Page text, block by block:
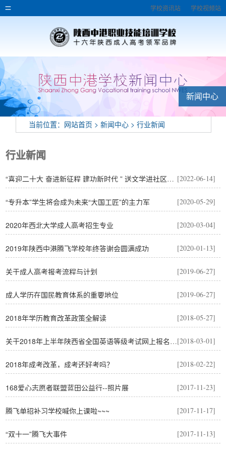
学校资讯站 学校视频站
新闻中心
当前位置： 网站首页 >新闻中心 >行业新闻
行业新闻
“喜迎二十大 奋进新征程 建功新时代 ” 送文学进社区公益讲座 [2022-06-14]
“专升本”学生将会成为未来“大国工匠”的主力军 [2020-05-29]
2020年西北大学成人高考招生专业 [2020-03-04]
2019年陕西中港腾飞学校年终答谢会圆满成功 [2020-01-13]
关于成人高考报考流程与计划 [2019-06-27]
成人学历在国民教育体系的重要地位 [2019-06-27]
2018年学历教育改革政策全解读 [2018-05-27]
关于2018年上半年陕西省全国英语等级考试网上报名的通知[2018-03-01]
2018年成考改革，成考还好考吗？ [2018-02-22]
168爱心志愿者联盟蓝田公益行--照片展 [2017-11-23]
腾飞单招补习学校喊你上课啦~~~ [2017-11-17]
“双十一”腾飞大事件 [2017-11-13]